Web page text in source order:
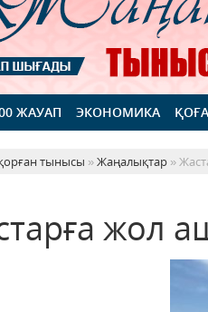
ЖАУАП ЭКОНОМИКА
тынысы »Жаңалықтар »
жол